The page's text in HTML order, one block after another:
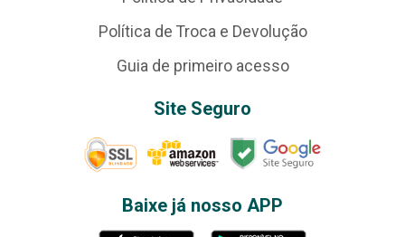
Política de Troca e Devolução
Guia de primeiro acesso
Site Seguro
Baixe já nosso APP